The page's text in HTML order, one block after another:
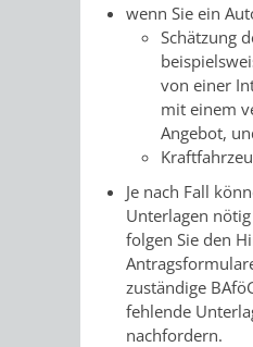
wenn Sie ein
Schätzung
von einer
mit einem
Angebot,
Je nach Fall
Unterlagen
folgen Sie den
zuständige
fehlende
nachfordern.